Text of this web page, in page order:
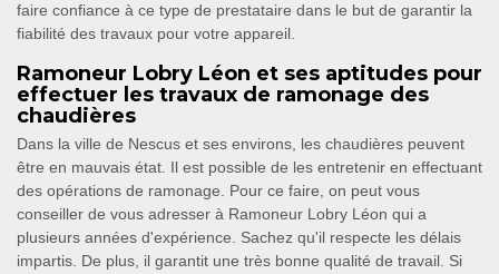
faire confiance à ce type de prestataire dans le but de garantir la
fiabilité des travaux pour votre appareil.
Ramoneur Lobry Léon et ses aptitudes pour
effectuer les travaux de ramonage des
chaudières
Dans la ville de Nescus et ses environs, les chaudières peuvent
être en mauvais état. Il est possible de les entretenir en effectuant
des opérations de ramonage. Pour ce faire, on peut vous
conseiller de vous adresser à Ramoneur Lobry Léon qui a
plusieurs années d'expérience. Sachez qu'il respecte les délais
impartis. De plus, il garantit une très bonne qualité de travail. Si